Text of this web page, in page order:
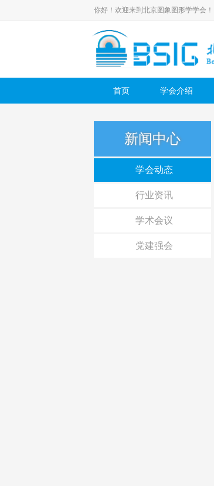
你好！欢迎来到北京图象图形学学会！
首页 学会介绍
新闻中心
学会动态
行业资讯
学术会议
党建强会